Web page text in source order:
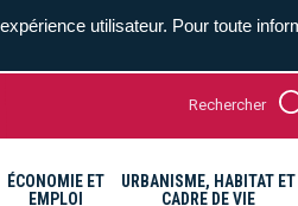
Rechercher
ÉCONOMIE ET
EMPLOI
URBANISME, HABITAT ET
CADRE DE VIE
utilisateur. Pour toute